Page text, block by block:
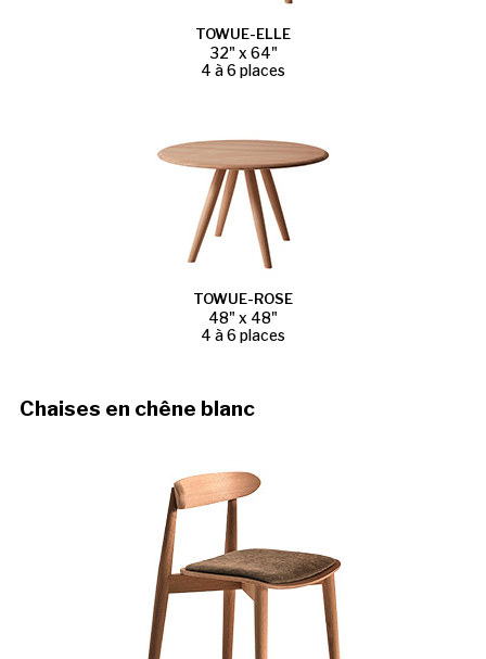
TOWUE-ELLE
32" x 64"
4 à 6 places
TOWUE-ROSE
48" x 48"
4 à 6 places
Chaises en chêne blanc